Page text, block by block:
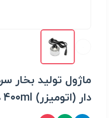
ماژول تولید بخار
دار (اتومیزر) ۴۰۰ml در ساعت